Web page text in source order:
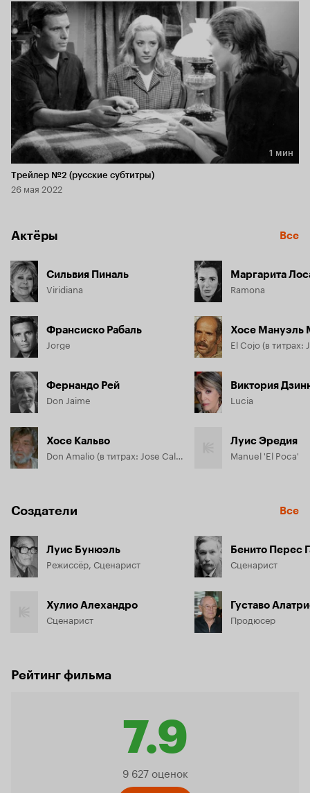
Длительность 1 мин
1 мин
Трейлер №2 (русские субтитры)
26 мая 2022
Актёры Все
Сильвия Пиналь
Viridiana
Франсиско Рабаль
Jorge
Фернандо Рей
Don Jaime
Хосе Кальво
Маргарита
Ramona
Хосе Мануэль
Виктория
Lucia
Луис Эредия
Manuel 'El Poca'
Создатели Все
Луис Бунюэль
Режиссёр, Сценарист
Хулио Алехандро
Сценарист
Бенито Перес
Сценарист
Густаво
Продюсер
Рейтинг фильма
7.9
Рейтинг
9 627 оценок